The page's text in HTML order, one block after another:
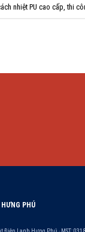
nhiệt PU cao cấp,thi
PHÚ